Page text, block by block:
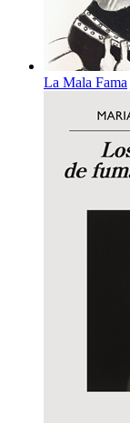
La Mala Fama